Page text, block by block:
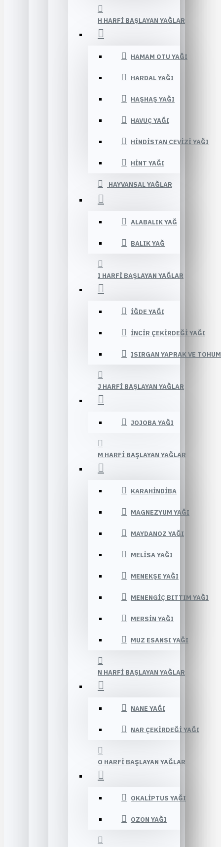
H HARFI BAŞLAYAN YAĞLAR
HAMAM OTU YAĞI
HARDAL YAĞI
HAŞHAŞ YAĞI
HAVUÇ YAĞI
HINDISTAN CEVIZI YAĞI
HINT YAĞI
HAYVANSAL YAĞLAR
ALABALIK YAĞ
BALIK YAĞ
I HARFI BAŞLAYAN YAĞLAR
İĞDE YAĞI
İNCIR ÇEKIRDEĞI YAĞI
ISIRGAN YAPRAK VE
J HARFI BAŞLAYAN YAĞLAR
JOJOBA YAĞI
M HARFI BAŞLAYAN YAĞLAR
KARAHINDIBA
MAGNEZYUM YAĞI
MAYDANOZ YAĞI
MELISA YAĞI
MENEKŞE YAĞI
MENENGIÇ BITTIM YAĞI
MERSIN YAĞI
MUZ ESANSI YAĞI
N HARFI BAŞLAYAN YAĞLAR
NANE YAĞI
NAR ÇEKIRDEĞI YAĞI
O HARFI BAŞLAYAN YAĞLAR
OKALIPTUS YAĞI
OZON YAĞI